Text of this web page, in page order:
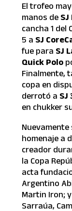
El trofeo
manos de
cancha 1 del
5 a SJ
fue para SJ
Quick Polo
Finalmente,
copa en
derrotó a SJ
en chukker
Nuevamente
homenaje a
creador
la Copa
acta
Argentino
Martin Iron;
Sarraúa,